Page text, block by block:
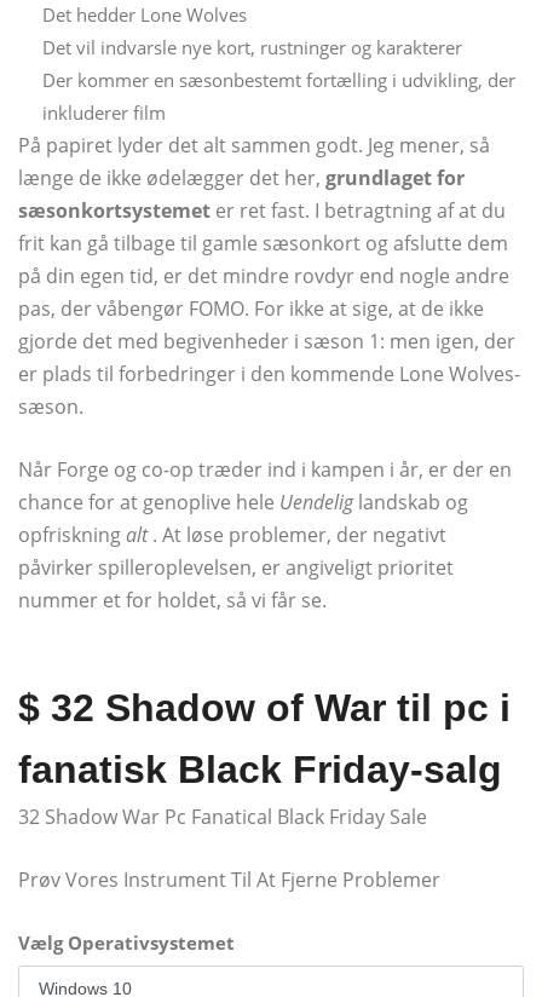
Det hedder Lone Wolves
Det vil indvarsle nye kort, rustninger og karakterer
Der kommer en sæsonbestemt fortælling i udvikling, der
inkluderer film
På papiret lyder det alt sammen godt. Jeg mener, så
længe de ikke ødelægger det her, grundlaget for
sæsonkortsystemet er ret fast. I betragtning af at du
frit kan gå tilbage til gamle sæsonkort og afslutte dem
på din egen tid, er det mindre rovdyr end nogle andre
pas, der våbengør FOMO. For ikke at sige, at de ikke
gjorde det med begivenheder i sæson 1: men igen, der
er plads til forbedringer i den kommende Lone Wolves-
sæson.
Når Forge og co-op træder ind i kampen i år, er der en
chance for at genoplive hele Uendeliglandskab og
opfriskningalt. At løse problemer, der negativt
påvirker spilleroplevelsen, er angiveligt prioritet
nummer et for holdet, så vi får se.
$ 32 Shadow of War til pc i
fanatisk Black Friday-salg
32 Shadow War Pc Fanatical Black Friday Sale
Prøv Vores Instrument Til At Fjerne Problemer
Vælg Operativsystemet